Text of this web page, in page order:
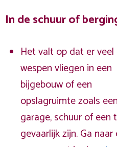
In de schuur of
Het valt op dat er veel
wespen vliegen in een
bijgebouw of een
opslagruimte zoals een
garage, schuur of een
gevaarlijk zijn. Ga